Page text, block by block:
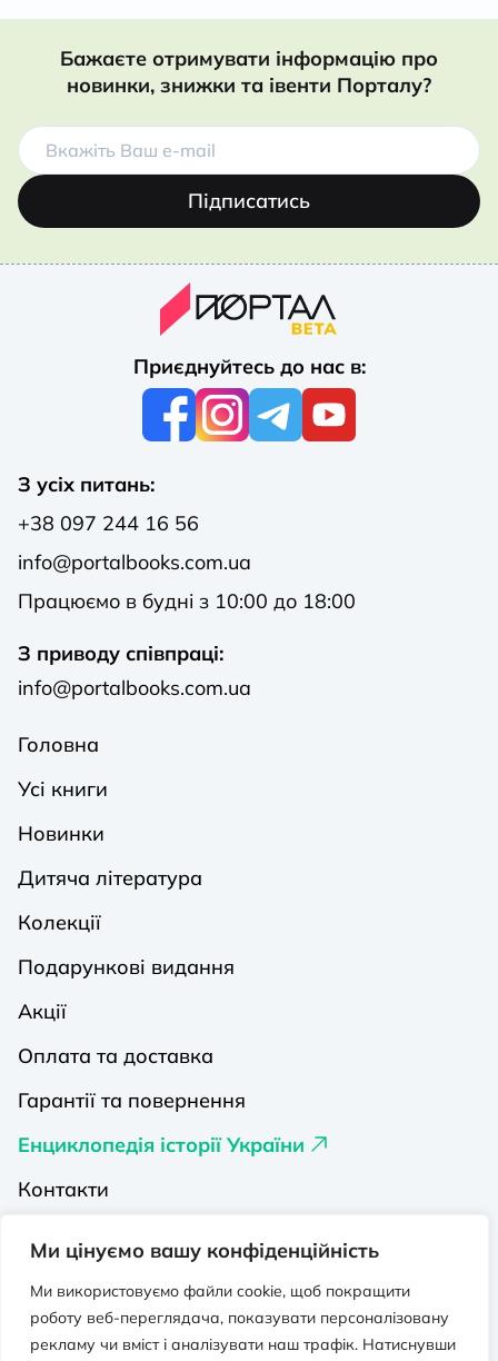
Ми цінуємо вашу конфіденційність
Ми використовуємо файли cookie, щоб покращити
роботу веб-переглядача, показувати персоналізовану
рекламу чи вміст і аналізувати наш трафік. Натиснувши
Бажаєте отримувати інформацію про
новинки, знижки та івенти Порталу?
Підписатись
Приєднуйтесь до нас в:
З усіх питань:
+38 097 244 16 56
info@portalbooks.com.ua
Працюємо в будні з 10:00 до 18:00
З приводу співпраці:
info@portalbooks.com.ua
Головна
Усі книги
Новинки
Дитяча література
Колекції
Подарункові видання
Акції
Оплата та доставка
Гарантії та повернення
Енциклопедія історії України
Контакти
Видавництва на Порталі
Політика конфіденційності